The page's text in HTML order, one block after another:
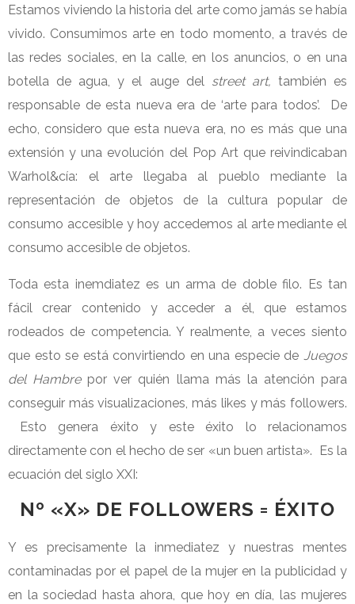
Estamos viviendo la historia del arte como jamás se había
vivido. Consumimos arte en todo momento, a través de
las redes sociales, en la calle, en los anuncios, o en una
botella de agua, y el auge del street art, también es
responsable de esta nueva era de ‘arte para todos’. De
echo, considero que esta nueva era, no es más que una
extensión y una evolución del Pop Art que reivindicaban
Warhol&cía: el arte llegaba al pueblo mediante la
representación de objetos de la cultura popular de
consumo accesible y hoy accedemos al arte mediante el
consumo accesible de objetos.
Toda esta inemdiatez es un arma de doble filo. Es tan
fácil crear contenido y acceder a él, que estamos
rodeados de competencia. Y realmente, a veces siento
que esto se está convirtiendo en una especie de Juegos
del Hambre por ver quién llama más la atención para
conseguir más visualizaciones, más likes y más followers.
Esto genera éxito y este éxito lo relacionamos
directamente con el hecho de ser «un buen artista». Es la
ecuación del siglo XXI:
Nº «X» DE FOLLOWERS = ÉXITO
Y es precisamente la inmediatez y nuestras mentes
contaminadas por el papel de la mujer en la publicidad y
en la sociedad hasta ahora, que hoy en día, las mujeres